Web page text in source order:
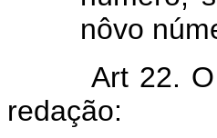
nôvo
Art 22.
redação: